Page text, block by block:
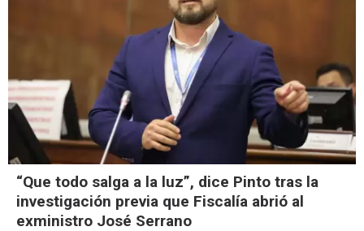
“Que todo salga a la luz”, dice Pinto tras la
investigación previa que Fiscalía abrió al
exministro José Serrano